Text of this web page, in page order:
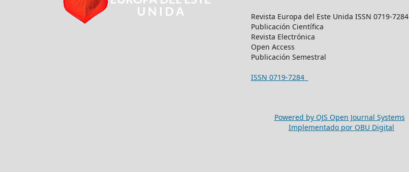
Revista Europa del Este Unida ISSN 0719-7284
Publicación Científica
Revista Electrónica
Open Access
Publicación Semestral
ISSN 0719-7284
Powered by OJS Open Journal Systems
Implementado por OBU Digital